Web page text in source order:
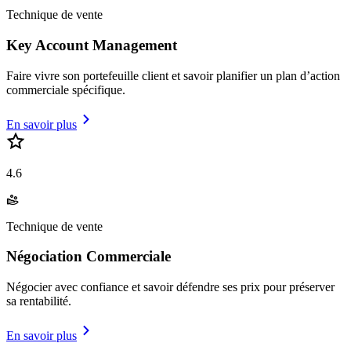
Technique de vente
Key Account Management
Faire vivre son portefeuille client et savoir planifier un plan d’action
commerciale spécifique.
En savoir plus
4.6
Technique de vente
Négociation Commerciale
Négocier avec confiance et savoir défendre ses prix pour préserver
sa rentabilité.
En savoir plus